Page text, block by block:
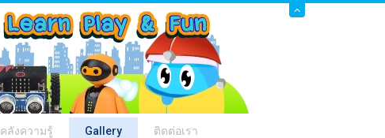
คลังความรู้ Gallery ติดต่อเรา